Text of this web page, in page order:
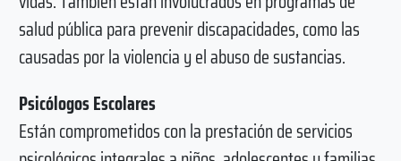
salud pública para prevenir discapacidades, como las
causadas por la violencia y el abuso de sustancias.
Psicólogos Escolares
Están comprometidos con la prestación de servicios